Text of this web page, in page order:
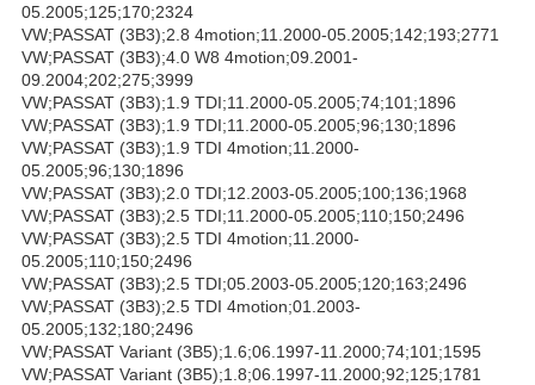
05.2005;125;170;2324
VW;PASSAT (3B3);2.8 4motion;11.2000-05.2005;142;193;2771
VW;PASSAT (3B3);4.0 W8 4motion;09.2001-
09.2004;202;275;3999
VW;PASSAT (3B3);1.9 TDI;11.2000-05.2005;74;101;1896
VW;PASSAT (3B3);1.9 TDI;11.2000-05.2005;96;130;1896
VW;PASSAT (3B3);1.9 TDI 4motion;11.2000-
05.2005;96;130;1896
VW;PASSAT (3B3);2.0 TDI;12.2003-05.2005;100;136;1968
VW;PASSAT (3B3);2.5 TDI;11.2000-05.2005;110;150;2496
VW;PASSAT (3B3);2.5 TDI 4motion;11.2000-
05.2005;110;150;2496
VW;PASSAT (3B3);2.5 TDI;05.2003-05.2005;120;163;2496
VW;PASSAT (3B3);2.5 TDI 4motion;01.2003-
05.2005;132;180;2496
VW;PASSAT Variant (3B5);1.6;06.1997-11.2000;74;101;1595
VW;PASSAT Variant (3B5);1.8;06.1997-11.2000;92;125;1781